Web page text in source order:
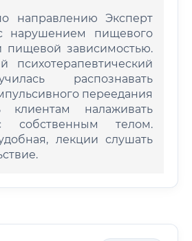
направлению Эксперт
нарушением пищевого
пищевой зависимостью.
психотерапевтический
распознавать
переедания
клиентам налаживать
собственным телом.
лекции слушать